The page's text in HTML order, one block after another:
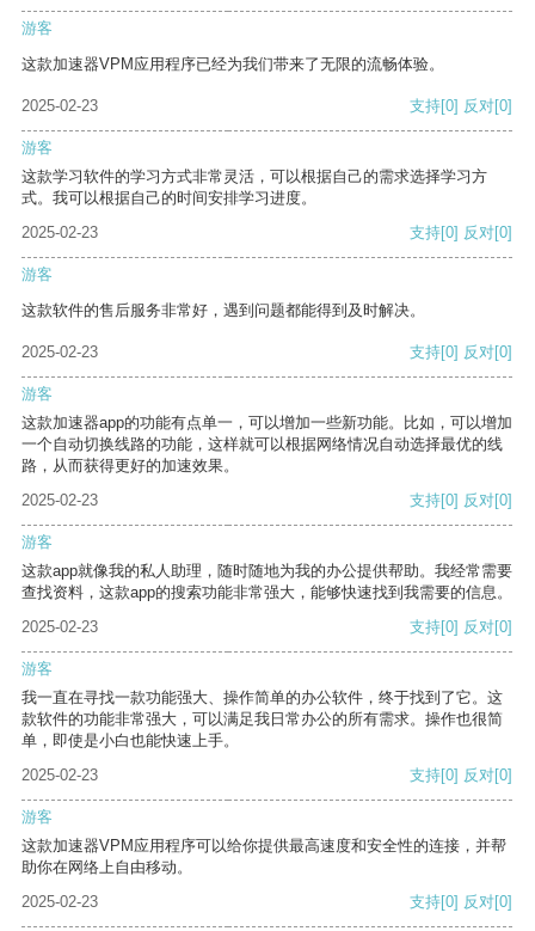
游客
这款加速器VPM应用程序已经为我们带来了无限的流畅体验。
2025-02-23 支持[0] 反对[0]
游客
这款学习软件的学习方式非常灵活，可以根据自己的需求选择学习方
式。我可以根据自己的时间安排学习进度。
2025-02-23
支持[0] 反对[0]
游客
这款软件的售后服务非常好，遇到问题都能得到及时解决。
2025-02-23 支持[0] 反对[0]
游客
这款加速器app的功能有点单一，可以增加一些新功能。比如，可以增加
一个自动切换线路的功能，这样就可以根据网络情况自动选择最优的线
路，从而获得更好的加速效果。
2025-02-23
支持[0] 反对[0]
游客
这款app就像我的私人助理，随时随地为我的办公提供帮助。我经常需要
查找资料，这款app的搜索功能非常强大，能够快速找到我需要的信息。
2025-02-23
支持[0] 反对[0]
游客
我一直在寻找一款功能强大、操作简单的办公软件，终于找到了它。这
款软件的功能非常强大，可以满足我日常办公的所有需求。操作也很简
单，即使是小白也能快速上手。
2025-02-23
支持[0] 反对[0]
游客
这款加速器VPM应用程序可以给你提供最高速度和安全性的连接，并帮
助你在网络上自由移动。
2025-02-23
支持[0] 反对[0]